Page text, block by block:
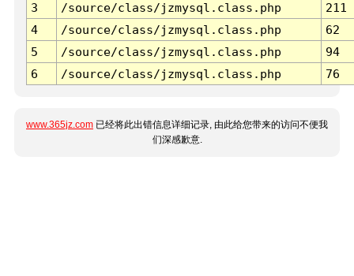
3 /source/class/jzmysql.class.php
211
4
/source/class/jzmysql.class.php
62
5
/source/class/jzmysql.class.php
94
6
/source/class/jzmysql.class.php 76
www.365jz.com 已经将此出错信息详细记录, 由此给您带来的访问不便我
们深感歉意.